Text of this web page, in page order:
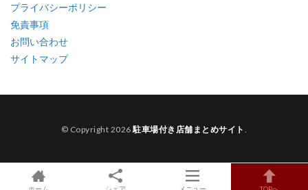
プライバシーポリシー
免責事項
お問い合わせ
サイトマップ
© Copyright 2026駐車場付き店舗まとめサイト